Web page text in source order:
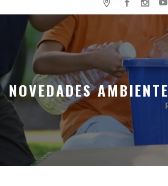
NOVEDADES AMBIENTE